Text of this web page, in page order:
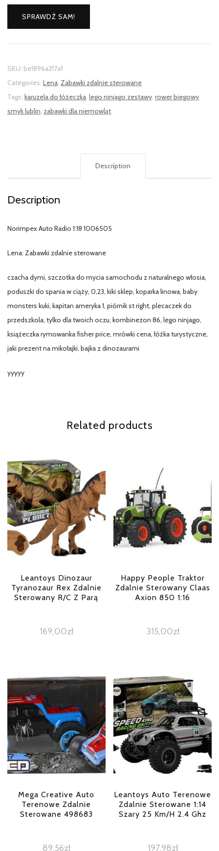
SPRAWDŹ SAM!
SKU: be1896a217af
Categories: Lena Zabawki zdalnie sterowane
Tags: karuzela do łóżeczka lego ninjago zestawy rower biegowy
smyk lublin zabawki dla niemowląt
Description
Description
Norimpex Auto Radio 1:18 1006505
Lena: Zabawki zdalnie sterowane
czacha dymi, szczotka do mycia samochodu z naturalnego włosia,
poduszki do spania w ciąży, 0,23, kiki sklep, koparka linowa, baby
monsters kuki, kapitan ameryka 1, piórnik st right, plecaczek do
przedszkola, tylko dla twoich oczu, kombinezon 86, lego ninjago,
książeczka rymowanka fisher price, mrówki cena, łóżka turystyczne,
jaki prezent na mikołajki, bajka z dinozaurami
yyyyy
Related products
Leantoys Dinozaur
Tyranozaur Rex Zdalnie
Sterowany R/C Z Parą
169,00zł
Happy People Traktor
Zdalnie Sterowany Claas
Axion 850 1:16
315,00zł
Mega Creative Auto
Terenowe Zdalnie
Sterowane 498683
89,56zł
Leantoys Auto Terenowe
Zdalnie Sterowane 1:14
Szary 25 Km/H 2.4 Ghz
197,98zł